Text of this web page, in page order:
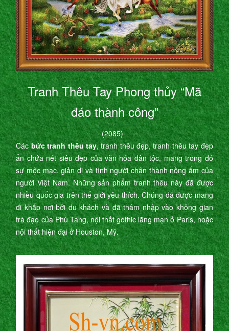
Tranh Thêu Tay Phong thủy “Mã
đáo thành công”
(2085)
Cácbức tranh thêu tay, tranh thêu đẹp, tranh thêu tay đẹp
ẩn chứa nét siêu đẹp của văn hóa dân tộc, mang trong đó
sự mộc mạc, giản dị và tình người chân thành nồng ấm của
người Việt Nam. Những sản phẩm tranh thêu này đã được
nhiều quốc gia trên thế giới yêu thích. Chúng đã được mang
đi khắp nơi bởi du khách và đã thâm nhập vào không gian
trà đạo của Phù Tang, nội thất gothic lãng mạn ở Paris, hoặc
nội thất hiện đại ở Houston, Mỹ.